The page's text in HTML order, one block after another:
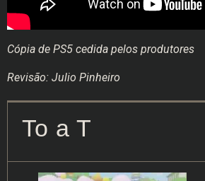
Cópia de PS5 cedida pelos produtores
Revisão: Julio Pinheiro
To a T